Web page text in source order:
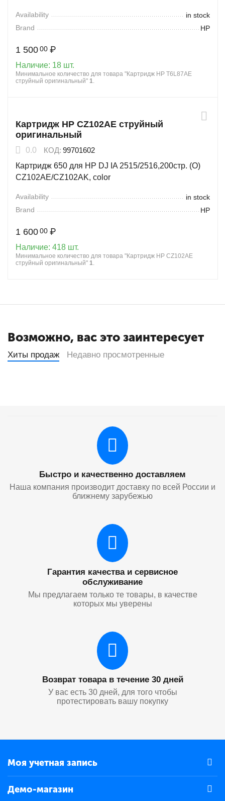
Availability
in stock
Brand
HP
1 500 00 ₽
Наличие: 18 шт.
Минимальное количество для товара "Картридж HP T6L87AE
струйный оригинальный" 1.
Картридж HP CZ102AE струйный
оригинальный
0.0 КОД: 99701602
Картридж 650 для HP DJ IA 2515/2516,200стр. (О)
CZ102AE/CZ102AK, color
Availability
in stock
Brand
HP
1 600 00 ₽
Наличие: 418 шт.
Минимальное количество для товара "Картридж HP CZ102AE
струйный оригинальный" 1.
Возможно, вас это заинтересует
Хиты продаж Недавно просмотренные
Быстро и качественно доставляем
Наша компания производит доставку по всей России и
ближнему зарубежью
Гарантия качества и сервисное
обслуживание
Мы предлагаем только те товары, в качестве
которых мы уверены
Возврат товара в течение 30 дней
У вас есть 30 дней, для того чтобы
протестировать вашу покупку
Моя учетная запись
Демо-магазин